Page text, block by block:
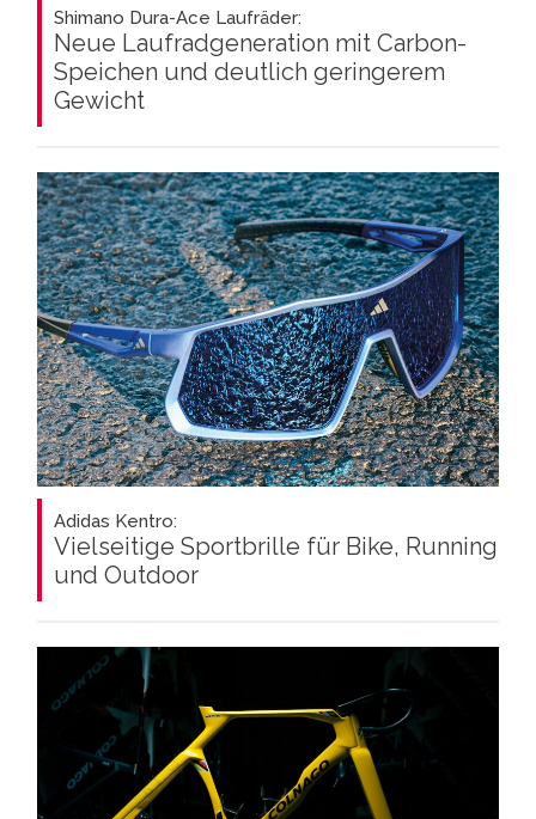
Shimano Dura-Ace Laufräder:
Neue Laufradgeneration mit Carbon-
Speichen und deutlich geringerem
Gewicht
Adidas Kentro:
Vielseitige Sportbrille für Bike, Running
und Outdoor